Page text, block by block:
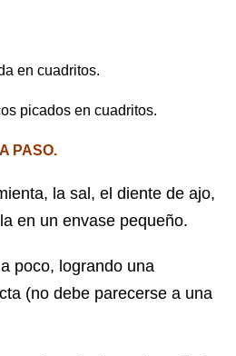
en cuadritos.
picados en cuadritos.
PASO.
la sal, el diente de ajo,
en un envase pequeño.
poco, logrando una
(no debe parecerse a una